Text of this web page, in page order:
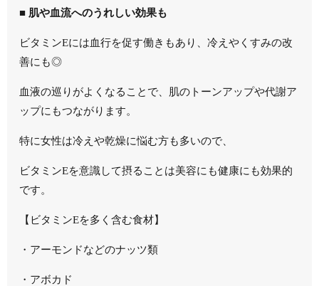
■ 肌や血流へのうれしい効果も
ビタミンEには血行を促す働きもあり、冷えやくすみの改
善にも◎
血液の巡りがよくなることで、肌のトーンアップや代謝ア
ップにもつながります。
特に女性は冷えや乾燥に悩む方も多いので、
ビタミンEを意識して摂ることは美容にも健康にも効果的
です。
【ビタミンEを多く含む食材】
・アーモンドなどのナッツ類
・アボカド